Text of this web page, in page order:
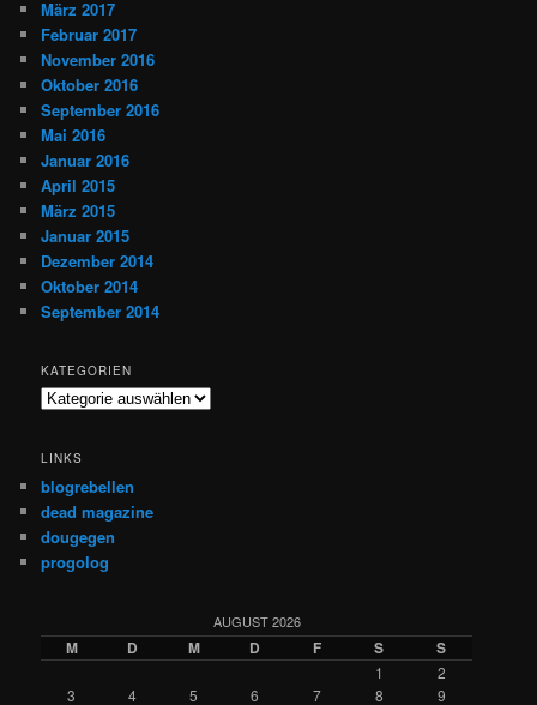
März 2017
Februar 2017
November 2016
Oktober 2016
September 2016
Mai 2016
Januar 2016
April 2015
März 2015
Januar 2015
Dezember 2014
Oktober 2014
September 2014
KATEGORIEN
Kategorien
LINKS
blogrebellen
dead magazine
dougegen
progolog
AUGUST 2026
M D M D F S S
1
2
3
4 5 6 7 8 9